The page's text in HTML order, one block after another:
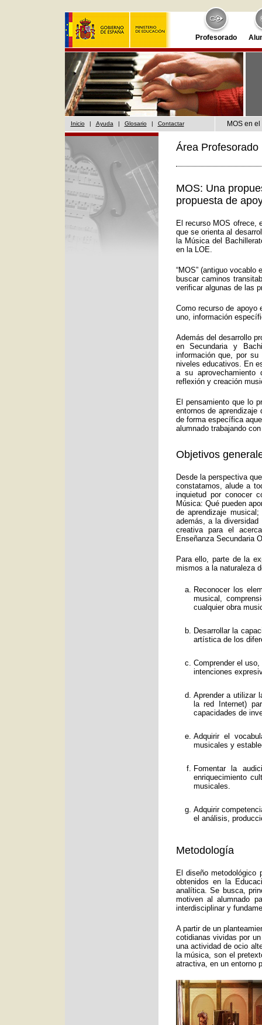
Profesorado
Inicio | Ayuda | Glosario | Contactar MOS en
Área
MOS: Una
propuesta de
El recurso MOS ofrece,
que se orienta al
la Música del
en la LOE.
“MOS” (antiguo
buscar caminos
verificar algunas de las
Como recurso de
uno, información
Además del desarrollo
en Secundaria y
información que, por
niveles educativos. En
a su aprovechamiento
reflexión y creación
El pensamiento que lo
entornos de aprendizaje
de forma específica
alumnado trabajando
Objetivos
Desde la perspectiva
constatamos, alude a
inquietud por conocer
Música: Qué pueden
de aprendizaje
además, a la
creativa para el
Enseñanza Secundaria
Para ello, parte de la
mismos a la naturaleza
Reconocer los
musical,
cualquier obra
Desarrollar la
artística de los
Comprender el
intenciones
Aprender a utilizar
la red Internet)
capacidades de
Adquirir el
musicales y
Fomentar la
enriquecimiento
musicales.
Adquirir
el análisis,
Metodología
El diseño metodológico
obtenidos en la
analítica. Se busca,
motiven al alumnado
interdisciplinar y
A partir de un
cotidianas vividas por
una actividad de ocio
la música, son el
atractiva, en un entorno